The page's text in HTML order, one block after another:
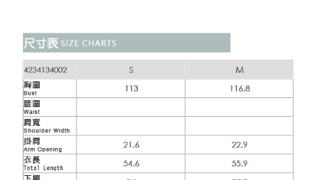
2.透過簡訊連結打開帳單後，可選擇「超商條碼／台灣大直營門市／銀行轉
帳／街口支付／iPASS MONEY」等通路繳費。
【注意事項】
1.本服務係由「台灣大哥大股份有限公司」（以下簡稱本公司）所提供，讓
用戶於交易時，得透過本服務購買商品或服務，並由商店將買賣／分期付款
買賣價金債權讓與本公司後，依約使用本公司帳單繳交帳款。
2.基於同意付款使用「大哥付你分期」之契約關係目的，商店將以您的個人
資料（包含姓名、電話或地址）提供予台灣大哥大進項蒐集、處理及利用，
由本公司與您本人進行分期帳單所需資料之確認、核對及更正。
3.完整用戶服務條款，請詳閱以下連結：
https://oppay.tw/userRule
１．於結帳方式選擇「AFTEE先享後付」後，將跳轉至「AFTEE先享後付」
結帳頁面，進行簡訊認證並確認金額後，即可完成結帳。
２．訂單成立數日內，您將收到繳費通知簡訊。
３．收到繳費通知簡訊後14天內，點擊此簡訊中的連結，可透過四大超商／
ATM／網路銀行／等多元方式進行付款，方視為交易完成。
※ 請注意：結帳手續完成當下不需立刻繳費，但若您需要取消訂單，請聯絡
購買商品的店家。未經商家同意取消之訂單仍視為有效，需透過AFTEE先享
後付繳納相關費用。
※ 交易是否成功請以「AFTEE先享後付 」之結帳頁面顯示為準，若有關於
是否繳費成功／繳費後需取消欲退款等相關疑問，請聯繫「AFTEE先享後付
客戶支援中心」
https://netprotections.freshdesk.com/support/home
每筆NT$120，滿NT$2,500(含以上)免運費
萊爾富取貨付款
每筆NT$120，滿NT$2,500(含以上)免運費
付款後萊爾富取貨
每筆NT$120，滿NT$2,500(含以上)免運費
7-11取貨付款
每筆NT$120，滿NT$2,500(含以上)免運費